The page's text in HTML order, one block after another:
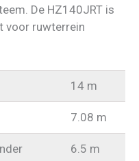
De HZ140JRT is
voor ruwterrein
14 m
7.08 m
6.5 m